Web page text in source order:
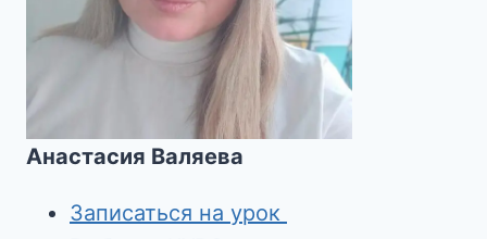
Анастасия Валяева
Записаться на урок